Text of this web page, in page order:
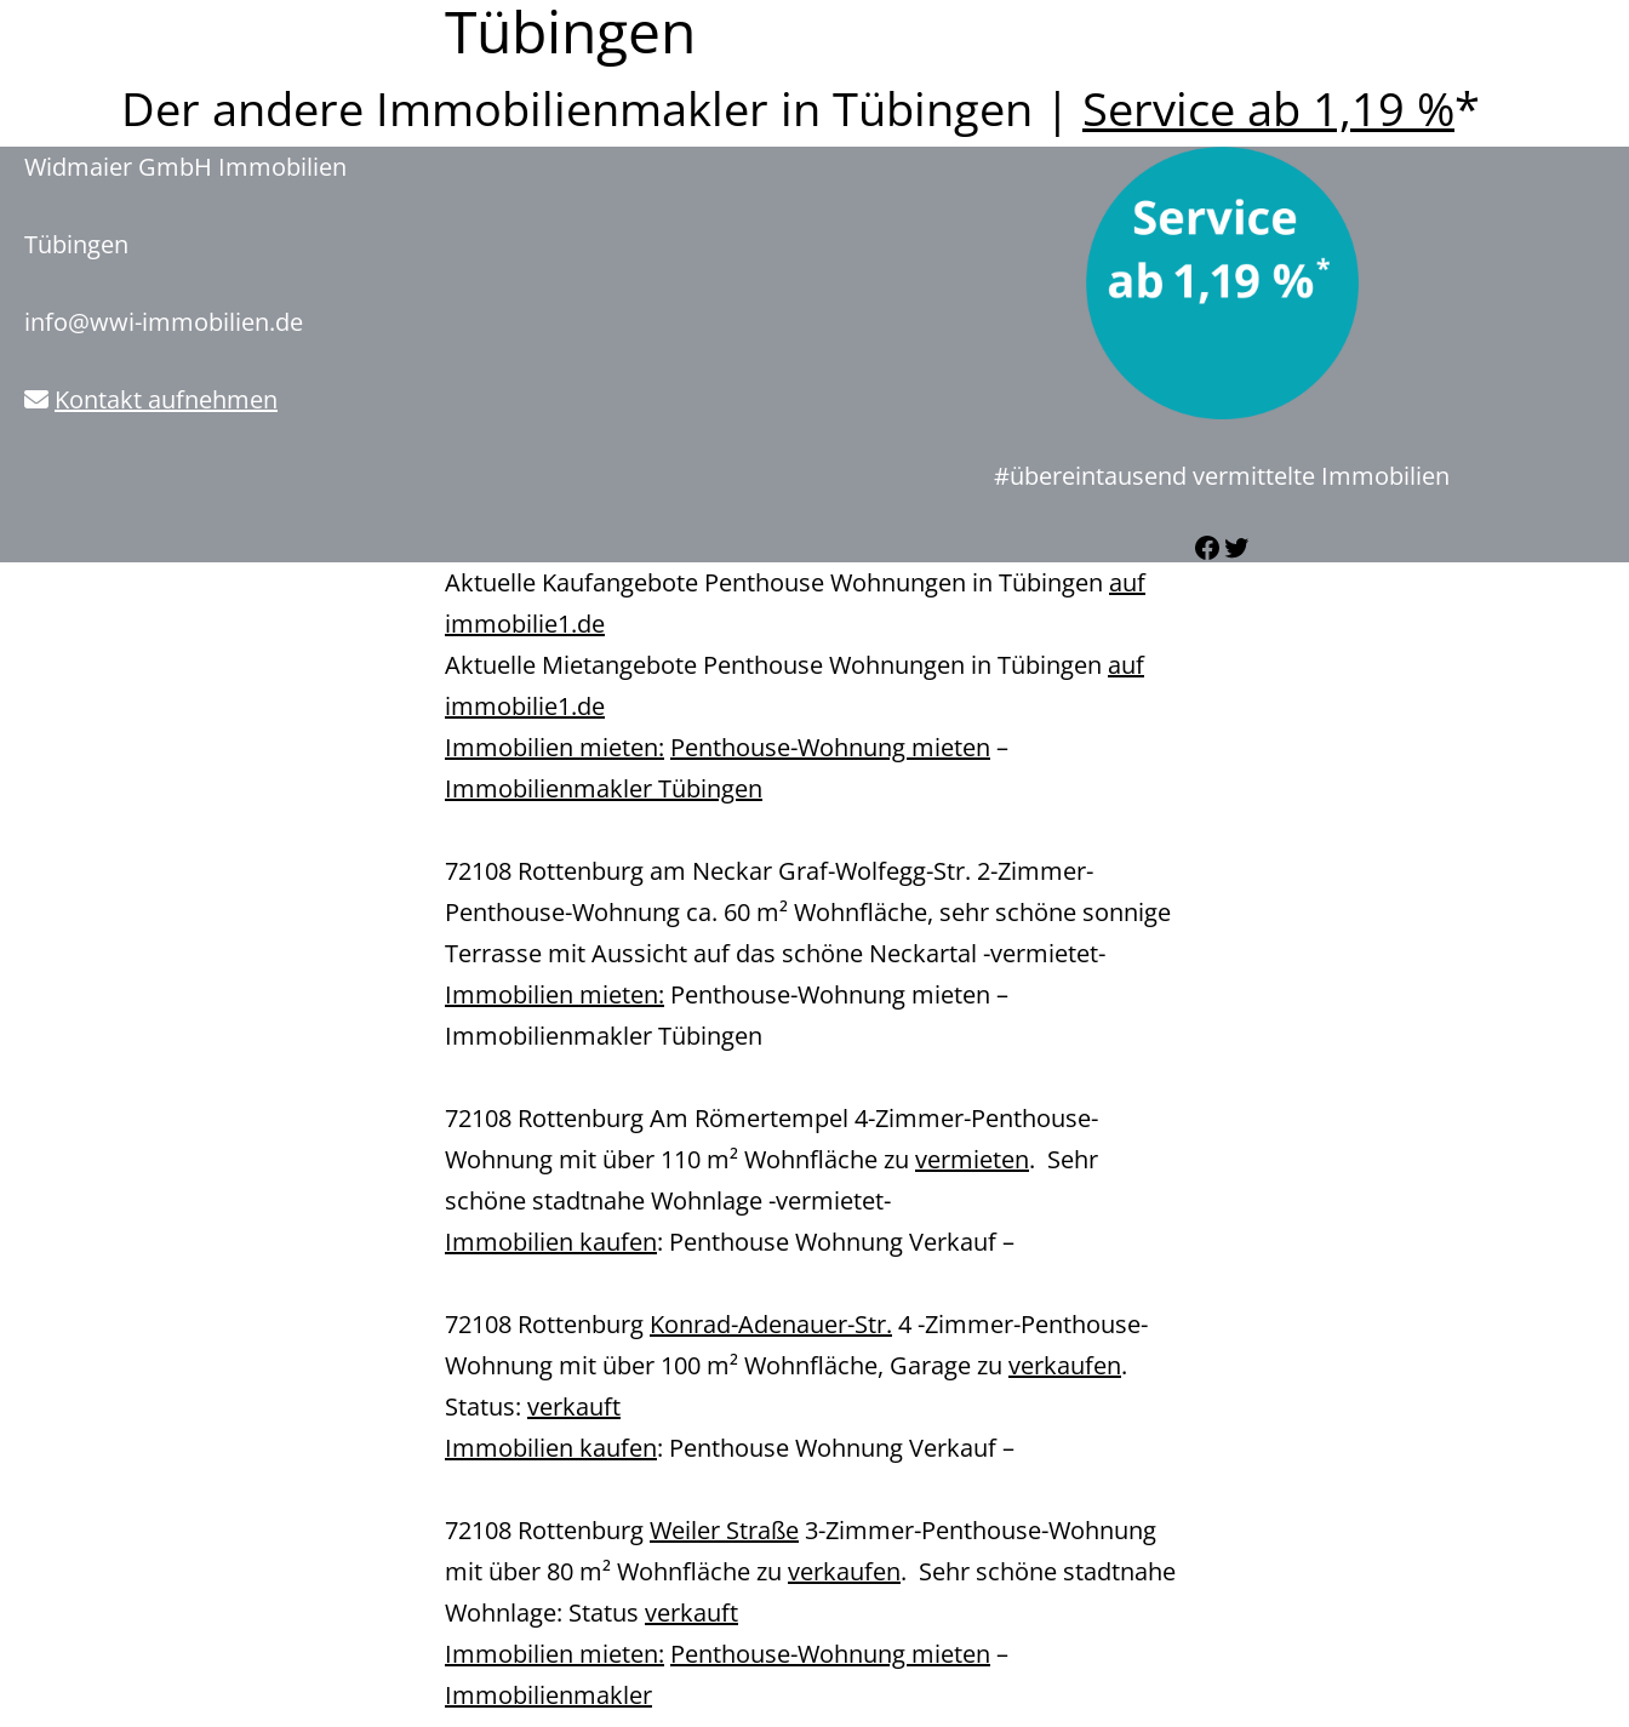
Tübingen
Der andere Immobilienmakler in Tübingen | Service ab 1,19 %*
Widmaier GmbH Immobilien
Tübingen
info@wwi-immobilien.de
Kontakt aufnehmen
#übereintausend vermittelte Immobilien
Facebook
Twitter
Aktuelle Kaufangebote Penthouse Wohnungen in Tübingen auf
immobilie1.de
Aktuelle Mietangebote Penthouse Wohnungen in Tübingen auf
immobilie1.de
Immobilien mieten: Penthouse-Wohnung mieten –
Immobilienmakler Tübingen
72108 Rottenburg am Neckar Graf-Wolfegg-Str. 2-Zimmer-
Penthouse-Wohnung ca. 60 m² Wohnfläche, sehr schöne sonnige
Terrasse mit Aussicht auf das schöne Neckartal -vermietet-
Immobilien mieten: Penthouse-Wohnung mieten –
Immobilienmakler Tübingen
72108 Rottenburg Am Römertempel 4-Zimmer-Penthouse-
Wohnung mit über 110 m² Wohnfläche zu vermieten. Sehr
schöne stadtnahe Wohnlage -vermietet-
Immobilien kaufen: Penthouse Wohnung Verkauf –
72108 Rottenburg Konrad-Adenauer-Str. 4 -Zimmer-Penthouse-
Wohnung mit über 100 m² Wohnfläche, Garage zu verkaufen.
Status: verkauft
Immobilien kaufen: Penthouse Wohnung Verkauf –
72108 RottenburgWeiler Straße3-Zimmer-Penthouse-Wohnung
mit über 80 m² Wohnfläche zu verkaufen. Sehr schöne stadtnahe
Wohnlage: Status verkauft
Immobilien mieten: Penthouse-Wohnung mieten –
Immobilienmakler